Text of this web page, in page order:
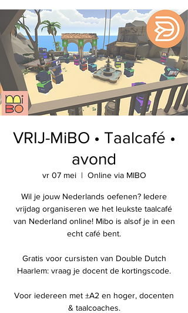
VRIJ-MiBO • Taalcafé •
avond
vr 07 mei
  |
Online via MIBO
Wil je jouw Nederlands oefenen? Iedere
vrijdag organiseren we het leukste taalcafé
van Nederland online! Mibo is alsof je in een
echt café bent.
Gratis voor cursisten van Double Dutch
Haarlem: vraag je docent de kortingscode.
Voor iedereen met ±A2 en hoger, docenten
& taalcoaches.